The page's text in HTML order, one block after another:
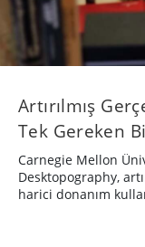
Artırılmış
Tek Gereken
Carnegie Mellon
Desktopography,
harici donanım